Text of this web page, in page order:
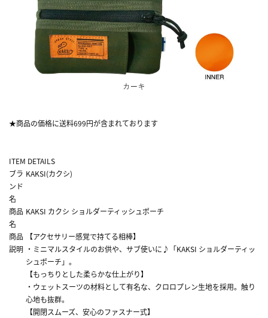
★商品の価格に送料699円が含まれております
ITEM DETAILS
ブラ
ンド
名
KAKSI(カクシ)
商品
名
KAKSI カクシ ショルダーティッシュポーチ
商品
説明
【アクセサリー感覚で持てる相棒】
・ミニマルスタイルのお供や、サブ使いに♪「KAKSI ショルダーティッ
シュポーチ」。
【もっちりとした柔らかな仕上がり】
・ウェットスーツの材料として有名な、クロロプレン生地を採用。触り
心地も抜群。
【開閉スムーズ、安心のファスナー式】